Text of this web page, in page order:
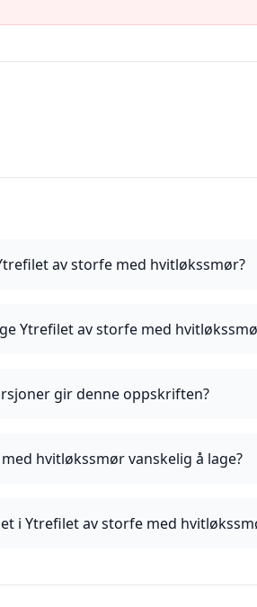
av storfe med hvitløkssmør?
Ytrefilet av storfe med
gir denne oppskriften?
hvitløkssmør vanskelig å lage?
i Ytrefilet av storfe med